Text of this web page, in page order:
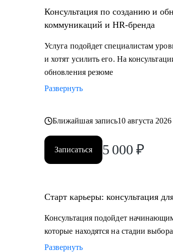
ивент
• специалистам уровня Junior и
Консультация по созданию и
коммуникаций и HR-бренда
Услуга подойдет специалистам
и хотят усилить его. На
обновления резюме
Развернуть
Ближайшая запись10 августа 2026
Записаться 5 000 ₽
Старт карьеры: консультация
Консультация подойдет
которые находятся на стадии
Развернуть